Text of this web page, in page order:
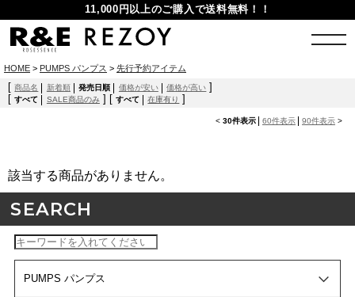
11,000円以上のご購入で送料無料！！
HOME > PUMPS パンプス > 先行予約アイテム
[商品名 新着順 発売日順 価格が安い 価格が高い ]
[すべて SALE商品のみ ] [ すべて 在庫有り ]
< 30件表示 60件表示 90件表示 >
該当する商品がありません。
SEARCH